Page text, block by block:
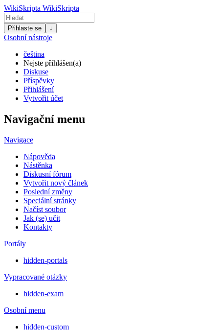
WikiSkripta WikiSkripta
Přihlaste se ↓
Osobní nástroje
čeština
Nejste přihlášen(a)
Diskuse
Příspěvky
Přihlášení
Vytvořit účet
Navigační menu
Navigace
Nápověda
Nástěnka
Diskusní fórum
Vytvořit nový článek
Poslední změny
Speciální stránky
Načíst soubor
Jak (se) učit
Kontakty
Portály
hidden-portals
Vypracované otázky
hidden-exam
Osobní menu
hidden-custom